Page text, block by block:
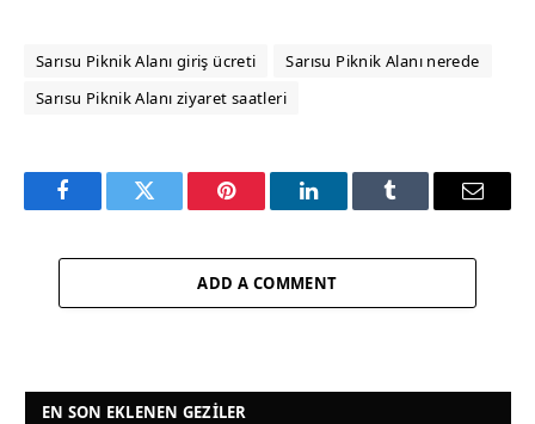
Sarısu Piknik Alanı giriş ücreti
Sarısu Piknik Alanı nerede
Sarısu Piknik Alanı ziyaret saatleri
FacebookTwitter Pinterest LinkedInTumblr Email
ADD A COMMENT
EN SON EKLENEN GEZILER